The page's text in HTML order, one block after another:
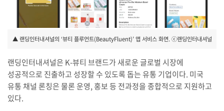
▲ 랜딩인터내셔널의 ‘뷰티 플루언트(BeautyFluent)’ 앱 서비스 화면. ⓒ랜딩인터내셔널
랜딩인터내셔널은 K-뷰티 브랜드가 새로운 글로벌 시장에
성공적으로 진출하고 성장할 수 있도록 돕는 유통 기업이다. 미국
유통 채널 론칭은 물론 운영, 홍보 등 전과정을 종합적으로 지원하고
있다.